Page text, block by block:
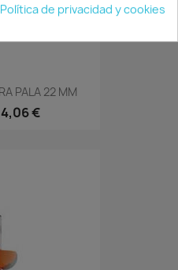
PALA 22 MM
4,06 €
Política de privacidad y cookies